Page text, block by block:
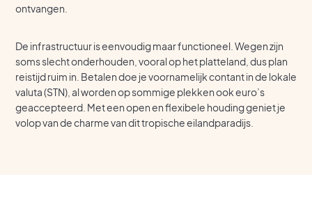
ontvangen.
De infrastructuur is eenvoudig maar functioneel. Wegen zijn
soms slecht onderhouden, vooral op het platteland, dus plan
reistijd ruim in. Betalen doe je voornamelijk contant in de lokale
valuta (STN), al worden op sommige plekken ook euro’s
geaccepteerd. Met een open en flexibele houding geniet je
volop van de charme van dit tropische eilandparadijs.